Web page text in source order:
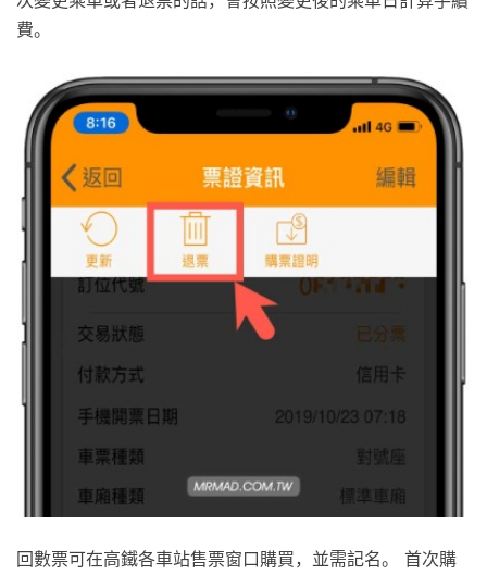
費。
回數票可在高鐵各車站售票窗口購買，並需記名。 首次購